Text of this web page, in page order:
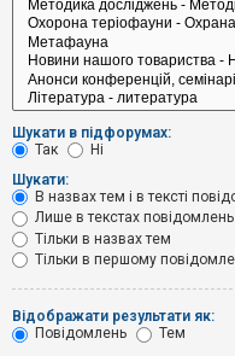
в
н
т
е
м
и
о
ш
Шукати в підфорумах:
Так
Ні
Шукати:
В назвах тем і в тексті
Лише в текстах повідомлень
Тільки в назвах тем
Тільки в першому
Відображати результати як:
Повідомлень
Тем